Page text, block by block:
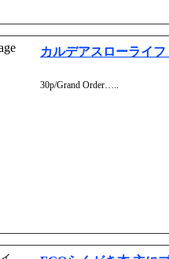
カルデアスローライフ
30p/Grand Order…..